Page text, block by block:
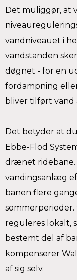
Det muliggør, at
vandniveauet i
vandstanden
døgnet - for en
fordampning
bliver tilført
Det betyder at
Ebbe-Flod
drænet ridebane.
vandingsanlæg
banen flere
reguleres lokalt,
bestemt del af
kompenserer
af sig selv.